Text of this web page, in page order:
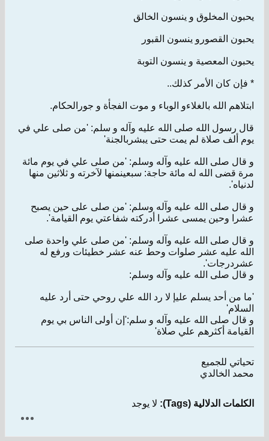
يحبون المخلوق و ينسون الخالق
يحبون القصورو ينسون القبور
يحبون المعصية و ينسون التوبة
* فإن كان الأمر كذلك..
ابتلاهم الله بالغلاءو الوباء و موت الفجأة و جورالحكام.
قال رسول الله صلى الله عليه وآله و سلم: 'من صلى علي في
يوم ألف صلاة لم يمت حتى يبشربالجنة'
و قال صلى الله عليه وآله وسلم: 'من صلى علي في يوم مائة
مرة قضى الله له مائة حاجة: سبعينمنها لآخرته و ثلاثين منها
لدنياه'.
و قال صلى الله عليه وآله وسلم: 'من صلى على حين يصبح
عشرا وحين يمسى عشرا أدركته شفاعتي يوم القيامة'.
و قال صلى الله عليه وآله وسلم: 'من صلى علي واحدة صلى
الله عليه عشر صلوات وحط عنه عشر خطيئات ورفع له
عشردرجات'.
و قال صلى الله عليه وآله وسلم:
'ما من أحد يسلم عليإ لا رد الله علي روحي حتى أرد عليه
السلام'
و قال صلى الله عليه وآله و سلم:'إن أولى الناس بي يوم
القيامة أكثرهم علي صلاة'
تحياتي للجميع
محمد الخالدي
الكلمات الدلالية (Tags): لا يوجد